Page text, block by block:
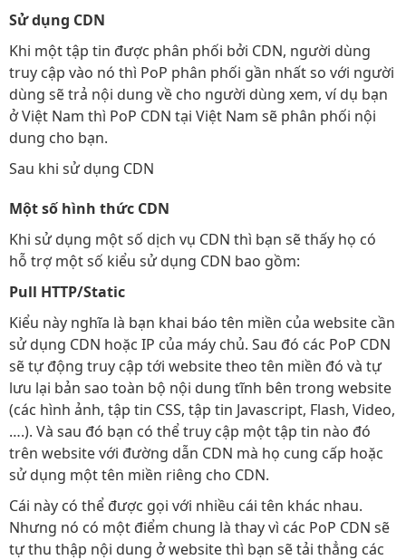
Sử dụng CDN
Khi một tập tin được phân phối bởi CDN, người dùng
truy cập vào nó thì PoP phân phối gần nhất so với người
dùng sẽ trả nội dung về cho người dùng xem, ví dụ bạn
ở Việt Nam thì PoP CDN tại Việt Nam sẽ phân phối nội
dung cho bạn.
Sau khi sử dụng CDN
Một số hình thức CDN
Khi sử dụng một số dịch vụ CDN thì bạn sẽ thấy họ có
hỗ trợ một số kiểu sử dụng CDN bao gồm:
Pull HTTP/Static
Kiểu này nghĩa là bạn khai báo tên miền của website cần
sử dụng CDN hoặc IP của máy chủ. Sau đó các PoP CDN
sẽ tự động truy cập tới website theo tên miền đó và tự
lưu lại bản sao toàn bộ nội dung tĩnh bên trong website
(các hình ảnh, tập tin CSS, tập tin Javascript, Flash, Video,
….). Và sau đó bạn có thể truy cập một tập tin nào đó
trên website với đường dẫn CDN mà họ cung cấp hoặc
sử dụng một tên miền riêng cho CDN.
Cái này có thể được gọi với nhiều cái tên khác nhau.
Nhưng nó có một điểm chung là thay vì các PoP CDN sẽ
tự thu thập nội dung ở website thì bạn sẽ tải thẳng các